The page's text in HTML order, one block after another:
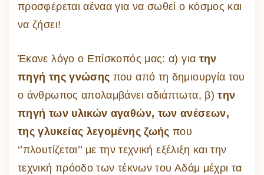
προσφέρεται αέναα για να σωθεί ο κόσμος και
να ζήσει!
Έκανε λόγο ο Επίσκοπός μας: α) για την
πηγή της γνώσης που από τη δημιουργία του
ο άνθρωπος απολαμβάνει αδιάπτωτα, β)την
πηγή των υλικών αγαθών, των ανέσεων,
της γλυκείας λεγομένης ζωήςπου
‘’πλουτίζεται’’ με την τεχνική εξέλιξη και την
τεχνική πρόοδο των τέκνων του Αδάμ μέχρι τα